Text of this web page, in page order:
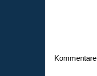
Kommentare